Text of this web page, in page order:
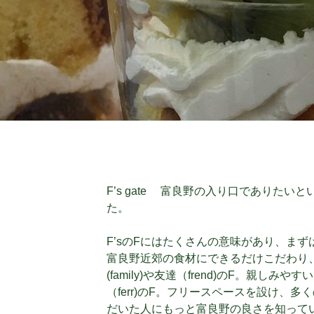
F’s gate 富良野の入り口でありたいと
た。
F’sのFにはたくさんの意味があり、ま
富良野近郊の食材にできるだけこだわり
(family)や友達（frend)のF。親しみやす
（ferr)のF。フリースペースを設け、多
だいた人にもっと富良野の良さを知って